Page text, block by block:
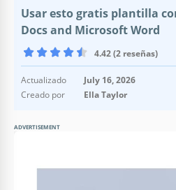
Usar esto gratis plantilla
Docs and Microsoft Word
4.42 (2 reseñas)
Actualizado
July 16, 2026
Creado por
Ella Taylor
ADVERTISEMENT